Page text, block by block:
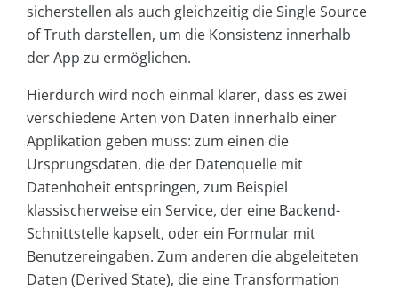
sicherstellen als auch gleichzeitig die Single Source
of Truth darstellen, um die Konsistenz innerhalb
der App zu ermöglichen.
Hierdurch wird noch einmal klarer, dass es zwei
verschiedene Arten von Daten innerhalb einer
Applikation geben muss: zum einen die
Ursprungsdaten, die der Datenquelle mit
Datenhoheit entspringen, zum Beispiel
klassischerweise ein Service, der eine Backend-
Schnittstelle kapselt, oder ein Formular mit
Benutzereingaben. Zum anderen die abgeleiteten
Daten (Derived State), die eine Transformation